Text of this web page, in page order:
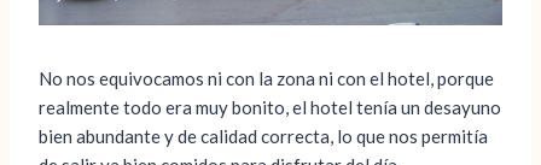
No nos equivocamos ni con la zona ni con el hotel, porque
realmente todo era muy bonito, el hotel tenía un desayuno
bien abundante y de calidad correcta, lo que nos permitía